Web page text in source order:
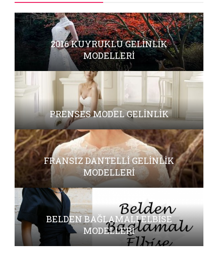
2016 KUYRUKLU GELINLIK
MODELLERI
PRENSES MODEL GELINLIK
FRANSIZ DANTELLI GELINLIK
MODELLERI
BELDEN BAĞLAMALI ELBISE
MODELLERI